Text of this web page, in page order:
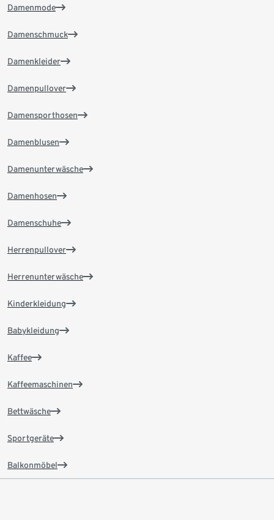
Damenmode
Damenschmuck
Damenkleider
Damenpullover
Damensporthosen
Damenblusen
Damenunterwäsche
Damenhosen
Damenschuhe
Herrenpullover
Herrenunterwäsche
Kinderkleidung
Babykleidung
Kaffee
Kaffeemaschinen
Bettwäsche
Sportgeräte
Balkonmöbel